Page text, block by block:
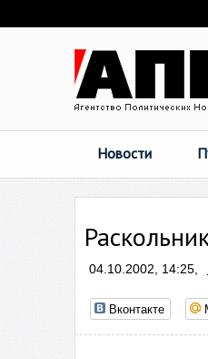
Новости
04.10.2002, 14:25,
Вконтакте